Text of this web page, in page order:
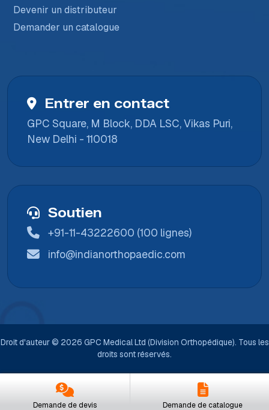
Devenir un distributeur
Demander un catalogue
Entrer en contact
GPC Square, M Block, DDA LSC, Vikas Puri,
New Delhi - 110018
Soutien
+91-11-43222600 (100 lignes)
info@indianorthopaedic.com
Droit d'auteur © 2026 GPC Medical Ltd (Division Orthopédique). Tous les
droits sont réservés.
Demande de devis Demande de catalogue